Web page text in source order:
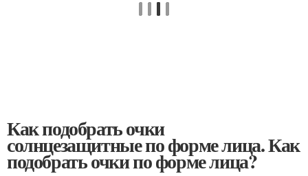
Как подобрать очки
солнцезащитные по форме лица. Как
подобрать очки по форме лица?